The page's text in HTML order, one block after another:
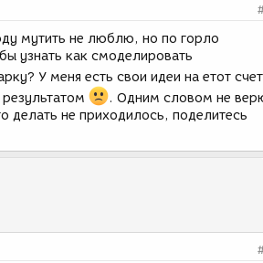
мутить не люблю, но по горло
узнать как смоделировать
У меня есть свои идеи на етот счет
. Одним словом не
делать не приходилось, поделитесь